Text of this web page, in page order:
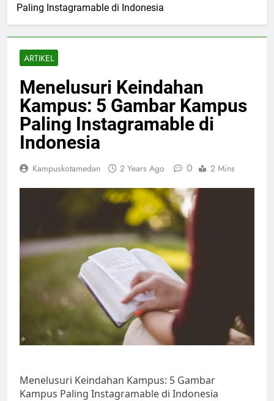
Paling Instagramable di Indonesia
ARTIKEL
Menelusuri Keindahan
Kampus: 5 Gambar Kampus
Paling Instagramable di
Indonesia
Kampuskotamedan 2 Years Ago 0 2 Mins
Menelusuri Keindahan Kampus: 5 Gambar
Kampus Paling Instagramable di Indonesia